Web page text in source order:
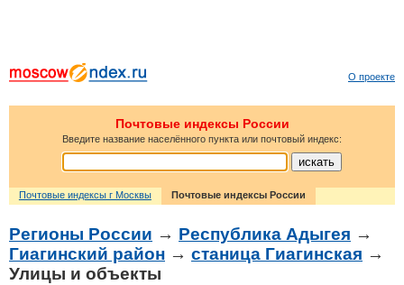
О проекте
Почтовые индексы России
Введите название населённого пункта или почтовый индекс:
Почтовые индексы г Москвы Почтовые индексы России
Регионы России → Республика Адыгея →
Гиагинский район → станица Гиагинская →
Улицы и объекты